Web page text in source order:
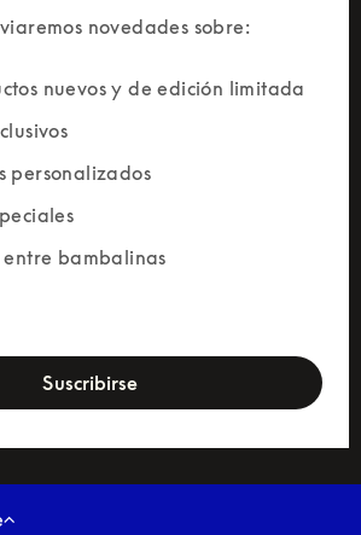
novedades sobre:
nuevos y de edición limitada
personalizados
entre bambalinas
Suscribirse